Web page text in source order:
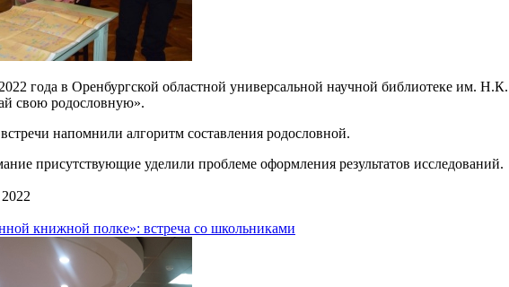
года в Оренбургской областной универсальной научной библиотеке им.
свою родословную».
напомнили алгоритм составления родословной.
присутствующие уделили проблеме оформления результатов исследований.
книжной полке»: встреча со школьниками